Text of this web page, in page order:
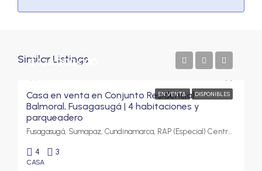
Similar Listings
EN VENTA DISPONIBLES
$420,000,000
Casa en venta en Conjunto Residencial
Balmoral, Fusagasugá | 4 habitaciones y
parqueadero
Fusagasugá, Sumapaz, Cundinamarca, RAP (Especial) Central, Colombia
4 3
CASA